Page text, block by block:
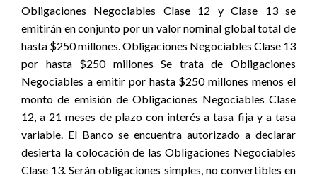
Obligaciones Negociables Clase 12 y Clase 13 se
emitirán en conjunto por un valor nominal global total de
hasta $250 millones. Obligaciones Negociables Clase 13
por hasta $250 millones Se trata de Obligaciones
Negociables a emitir por hasta $250 millones menos el
monto de emisión de Obligaciones Negociables Clase
12, a 21 meses de plazo con interés a tasa fija y a tasa
variable. El Banco se encuentra autorizado a declarar
desierta la colocación de las Obligaciones Negociables
Clase 13. Serán obligaciones simples, no convertibles en